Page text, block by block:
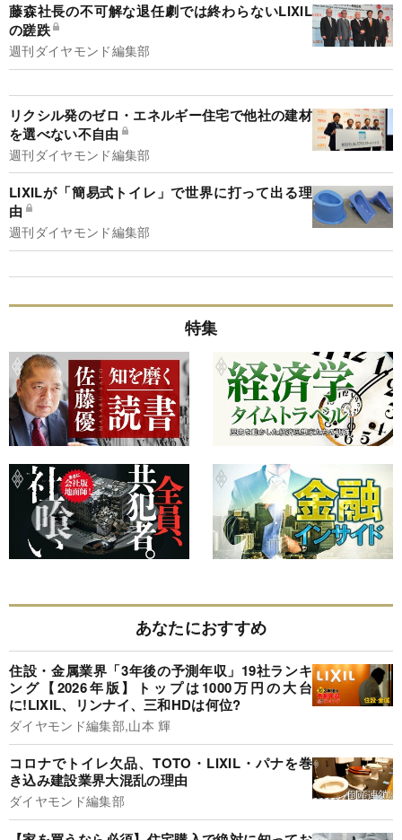
藤森社長の不可解な退任劇では終わらないLIXIL
の蹉跌
週刊ダイヤモンド編集部
リクシル発のゼロ・エネルギー住宅で他社の建材
を選べない不自由
週刊ダイヤモンド編集部
LIXILが「簡易式トイレ」で世界に打って出る理
由
週刊ダイヤモンド編集部
特集
あなたにおすすめ
住設・金属業界「3年後の予測年収」19社ランキ
ング【2026年版】トップは1000万円の大台
に!LIXIL、リンナイ、三和HDは何位?
ダイヤモンド編集部,山本 輝
コロナでトイレ欠品、TOTO・LIXIL・パナを巻
き込み建設業界大混乱の理由
ダイヤモンド編集部